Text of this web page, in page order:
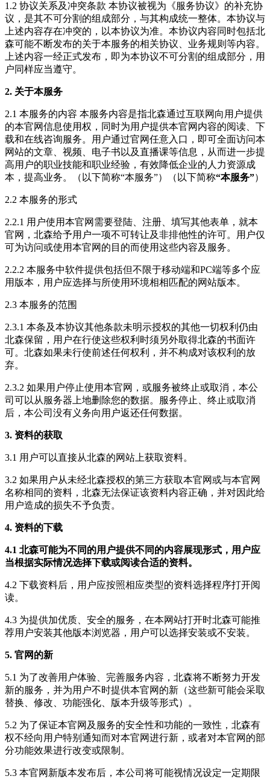
1.2 协议关系及冲突条款 本协议被视为《服务协议》的补充协
议，是其不可分割的组成部分，与其构成统一整体。本协议与
上述内容存在冲突的，以本协议为准。本协议内容同时包括北
森可能不断发布的关于本服务的相关协议、业务规则等内容。
上述内容一经正式发布，即为本协议不可分割的组成部分，用
户同样应当遵守。
2. 关于本服务
2.1 本服务的内容 本服务内容是指北森通过互联网向用户提供
的本官网信息使用权，同时为用户提供本官网内容的阅读、下
载和在线咨询服务。用户通过官网任意入口，即可全面访问本
网站的文章、视频、电子书以及直播课等信息，从而进一步提
高用户的职业技能和职业经验，有效降低企业的人力资源成
本，提高业务。（以下简称“本服务”）（以下简称“本服务”）
2.2 本服务的形式
2.2.1 用户使用本官网需要登陆、注册、填写其他表单，就本
官网，北森给予用户一项不可转让及非排他性的许可。用户仅
可为访问或使用本官网的目的而使用这些内容及服务。
2.2.2 本服务中软件提供包括但不限于移动端和PC端等多个应
用版本，用户应选择与所使用环境相相匹配的网站版本。
2.3 本服务的范围
2.3.1 本条及本协议其他条款未明示授权的其他一切权利仍由
北森保留，用户在行使这些权利时须另外取得北森的书面许
可。北森如果未行使前述任何权利，并不构成对该权利的放
弃。
2.3.2 如果用户停止使用本官网，或服务被终止或取消，本公
司可以从服务器上地删除您的数据。服务停止、终止或取消
后，本公司没有义务向用户返还任何数据。
3. 资料的获取
3.1 用户可以直接从北森的网站上获取资料。
3.2 如果用户从未经北森授权的第三方获取本官网或与本官网
名称相同的资料，北森无法保证该资料内容正确，并对因此给
用户造成的损失不予负责。
4. 资料的下载
4.1 北森可能为不同的用户提供不同的内容展现形式，用户应
当根据实际情况选择下载或阅读合适的资料。
4.2 下载资料后，用户应按照相应类型的资料选择程序打开阅
读。
4.3 为提供加优质、安全的服务，在本网站打开时北森可能推
荐用户安装其他版本浏览器，用户可以选择安装或不安装。
5. 官网的新
5.1 为了改善用户体验、完善服务内容，北森将不断努力开发
新的服务，并为用户不时提供本官网的新（这些新可能会采取
替换、修改、功能强化、版本升级等形式）。
5.2 为了保证本官网及服务的安全性和功能的一致性，北森有
权不经向用户特别通知而对本官网进行新，或者对本官网的部
分功能效果进行改变或限制。
5.3 本官网新版本发布后，本公司将可能视情况设定一定期限